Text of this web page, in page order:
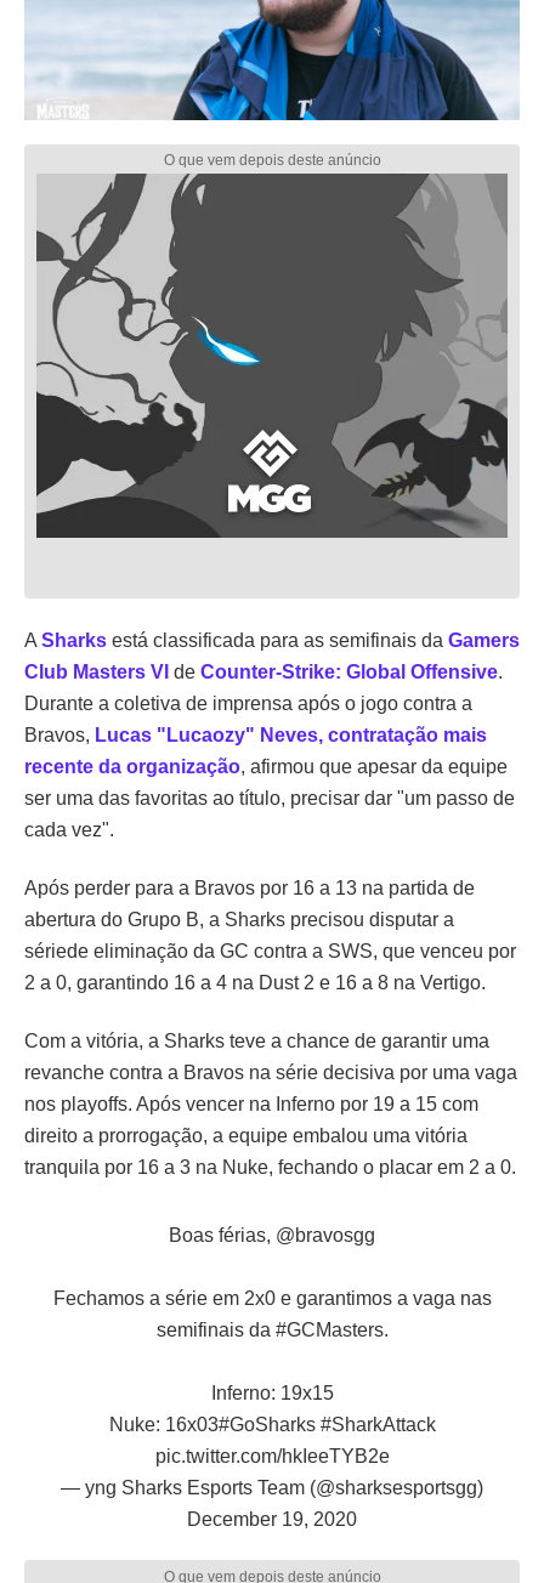
A Sharks está classificada para as semifinais da Gamers
Club Masters VI de Counter-Strike: Global Offensive.
Durante a coletiva de imprensa após o jogo contra a
Bravos, Lucas "Lucaozy" Neves, contratação mais
recente da organização, afirmou que apesar da equipe
ser uma das favoritas ao título, precisar dar "um passo de
cada vez".
Após perder para a Bravos por 16 a 13 na partida de
abertura do Grupo B, a Sharks precisou disputar a
sériede eliminação da GC contra a SWS, que venceu por
2 a 0, garantindo 16 a 4 na Dust 2 e 16 a 8 na Vertigo.
Com a vitória, a Sharks teve a chance de garantir uma
revanche contra a Bravos na série decisiva por uma vaga
nos playoffs. Após vencer na Inferno por 19 a 15 com
direito a prorrogação, a equipe embalou uma vitória
tranquila por 16 a 3 na Nuke, fechando o placar em 2 a 0.
Boas férias, @bravosgg
Fechamos a série em 2x0 e garantimos a vaga nas
semifinais da #GCMasters.
Inferno: 19x15
Nuke: 16x03#GoSharks #SharkAttack
pic.twitter.com/hkIeeTYB2e
— yng Sharks Esports Team (@sharksesportsgg)
December 19, 2020